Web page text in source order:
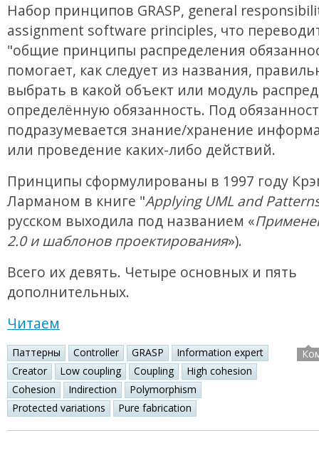
Набор принципов GRASP, general
assignment software principles, что
"общие принципы распределения
помогает, как следует из названия,
выбрать в какой объект или модуль
определённую обязанность. Под
подразумевается знание/хранение
или проведение каких-либо действий.
Принципы сформулированы в 1997 году
Ларманом в книге "Applying UML and
русском выходила под названием «
2.0 и шаблонов проектирования»).
Всего их девять. Четыре основных и пять
дополнительных.
Читаем
Паттерны Controller GRASP
Information expert
Creator
Low coupling Coupling
High cohesion
Cohesion
Indirection
Polymorphism
Protected variations
Pure fabrication